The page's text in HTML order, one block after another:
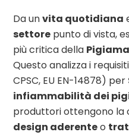
Da unvita quotidiana
settore punto di vista,
più critica della
Questo analizza i
CPSC, EU EN-14878) per
infiammabilità dei
produttori ottengono
design aderenteo